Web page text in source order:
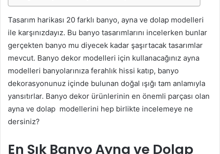
Tasarım harikası 20 farklı banyo, ayna ve dolap modelleri
ile karşınızdayız. Bu banyo tasarımlarını incelerken bunlar
gerçekten banyo mu diyecek kadar şaşırtacak tasarımlar
mevcut. Banyo dekor modelleri için kullanacağınız ayna
modelleri banyolarınıza ferahlık hissi katıp, banyo
dekorasyonunuz içinde bulunan doğal ışığı tam anlamıyla
yansıtırlar. Banyo dekor ürünlerinin en önemli parçası olan
ayna ve dolap modellerini hep birlikte incelemeye ne
dersiniz?
En Şık Banyo Ayna ve Dolap